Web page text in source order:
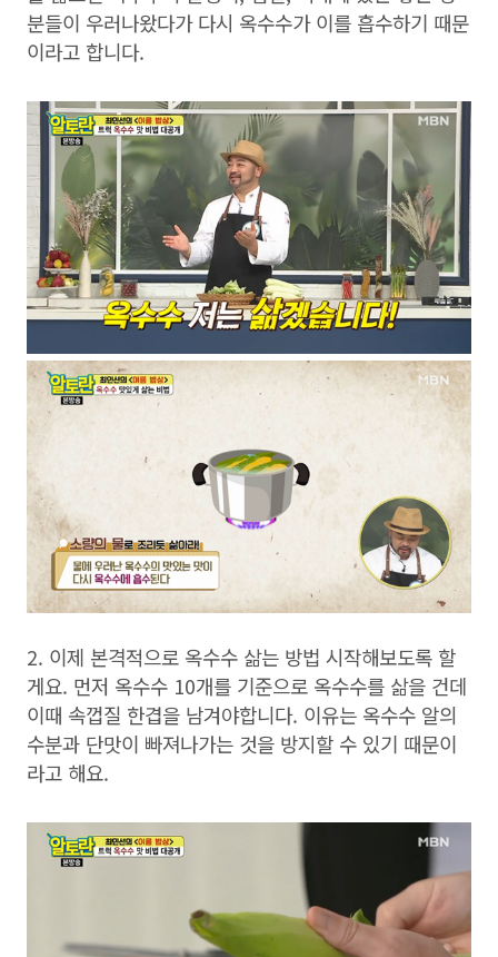
분들이 우러나왔다가 다시 옥수수가 이를 흡수하기 때문
이라고 합니다.
2. 이제 본격적으로 옥수수 삶는 방법 시작해보도록 할
게요. 먼저 옥수수 10개를 기준으로 옥수수를 삶을 건데
이때 속껍질 한겹을 남겨야합니다. 이유는 옥수수 알의
수분과 단맛이 빠져나가는 것을 방지할 수 있기 때문이
라고 해요.